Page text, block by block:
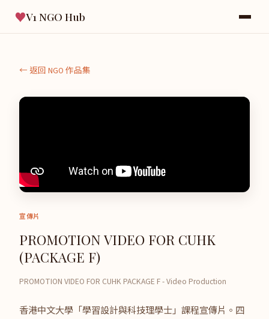
♥V1 NGO Hub
← 返回 NGO 作品集
宣傳片
PROMOTION VIDEO FOR CUHK
(PACKAGE F)
PROMOTION VIDEO FOR CUHK PACKAGE F - Video Production
香港中文大學「學習設計與科技理學士」課程宣傳片。四